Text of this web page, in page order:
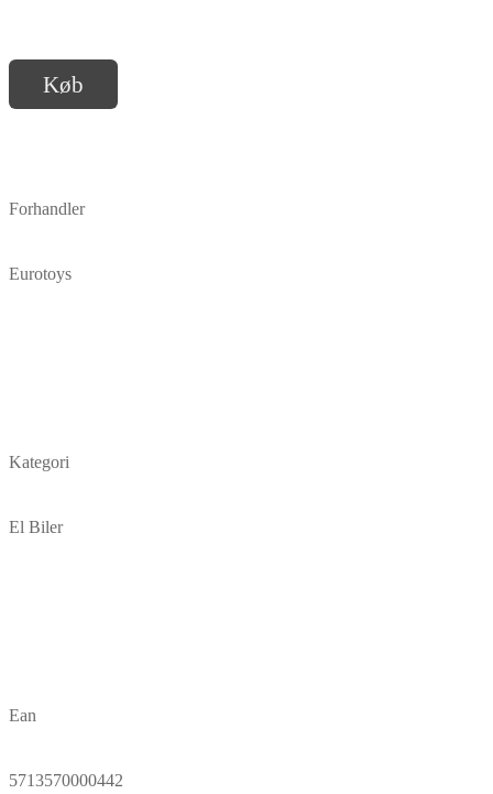
Køb
Forhandler
Eurotoys
Kategori
El Biler
Ean
5713570000442